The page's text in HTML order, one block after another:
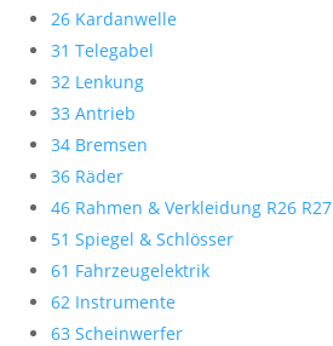
26 Kardanwelle
31 Telegabel
32 Lenkung
33 Antrieb
34 Bremsen
36 Räder
46 Rahmen & Verkleidung R26 R27
51 Spiegel & Schlösser
61 Fahrzeugelektrik
62 Instrumente
63 Scheinwerfer